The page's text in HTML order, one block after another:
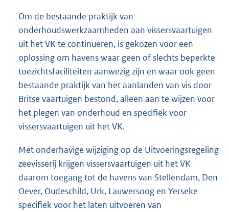
Om de bestaande praktijk van
onderhoudswerkzaamheden aan vissersvaartuigen
uit het VK te continueren, is gekozen voor een
oplossing om havens waar geen of slechts beperkte
toezichtsfaciliteiten aanwezig zijn en waar ook geen
bestaande praktijk van het aanlanden van vis door
Britse vaartuigen bestond, alleen aan te wijzen voor
het plegen van onderhoud en specifiek voor
vissersvaartuigen uit het VK.
Met onderhavige wijziging op de Uitvoeringsregeling
zeevisserij krijgen vissersvaartuigen uit het VK
daarom toegang tot de havens van Stellendam, Den
Oever, Oudeschild, Urk, Lauwersoog en Yerseke
specifiek voor het laten uitvoeren van